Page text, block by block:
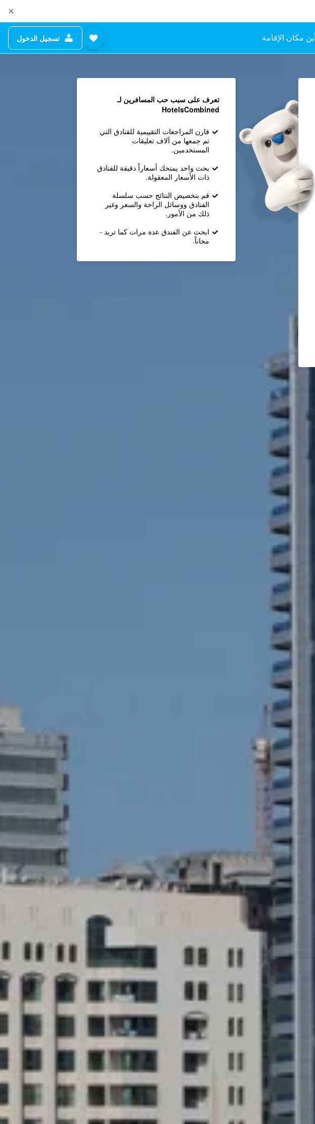
مكان الإقامة تسجيل الدخول
تعرف على سبب حب المسافرين لـ
HotelsCombined
قارن المراجعات التقييمية للفنادق التي
تم جمعها من آلاف تعليقات
المستخدمين.
بحث واحد يمنحك أسعاراً دقيقة للفنادق
ذات الأسعار المعقولة.
قم بتخصيص النتائج حسب سلسلة
الفنادق ووسائل الراحة والسعر وغير
ذلك من الأمور.
ابحث عن الفندق عدة مرات كما تريد -
مجاناً.